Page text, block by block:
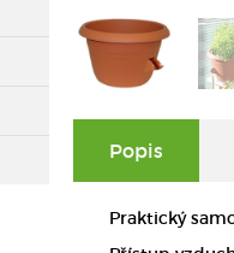
Popis
Praktický